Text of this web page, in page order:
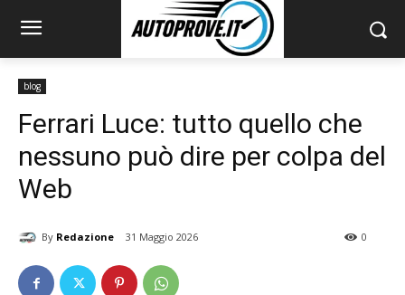
blog
Ferrari Luce: tutto quello che
nessuno può dire per colpa del
Web
By Redazione 31 Maggio 2026 0